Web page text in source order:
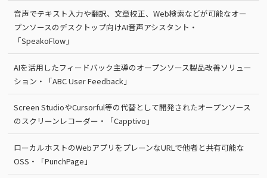
音声でテキスト入力や翻訳、文章校正、Web検索などが可能なオー
プンソースのデスクトップ向けAI音声アシスタント・
「SpeakoFlow」
AIを活用したフィードバック主導のオープンソース製品改善ソリュー
ション・「ABC User Feedback」
Screen StudioやCursorful等の代替として開発されたオープンソース
のスクリーンレコーダー・「Capptivo」
ローカルホストのWebアプリをプレーンなURLで他者と共有可能な
OSS・「PunchPage」